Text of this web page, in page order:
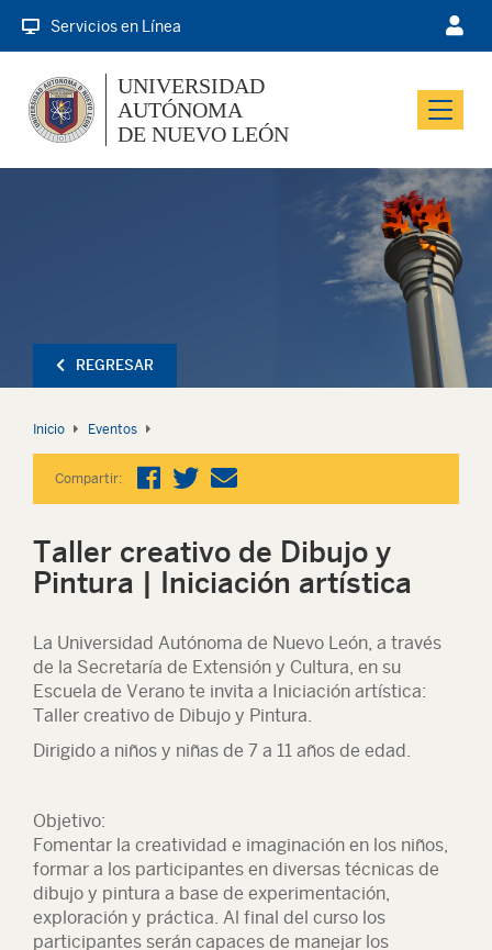
Servicios en Línea
Menu
UNIVERSIDAD
AUTÓNOMA
DE NUEVO LEÓN
REGRESAR
Inicio Eventos
Compartir:
Taller creativo de Dibujo y
Pintura | Iniciación artística
La Universidad Autónoma de Nuevo León, a través
de la Secretaría de Extensión y Cultura, en su
Escuela de Verano te invita a Iniciación artística:
Taller creativo de Dibujo y Pintura.
Dirigido a niños y niñas de 7 a 11 años de edad.
Objetivo:
Fomentar la creatividad e imaginación en los niños,
formar a los participantes en diversas técnicas de
dibujo y pintura a base de experimentación,
exploración y práctica. Al final del curso los
participantes serán capaces de manejar los